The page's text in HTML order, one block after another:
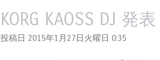
KORG KAOSS DJ 発表
投稿日 2015年1月27日火曜日 0:35